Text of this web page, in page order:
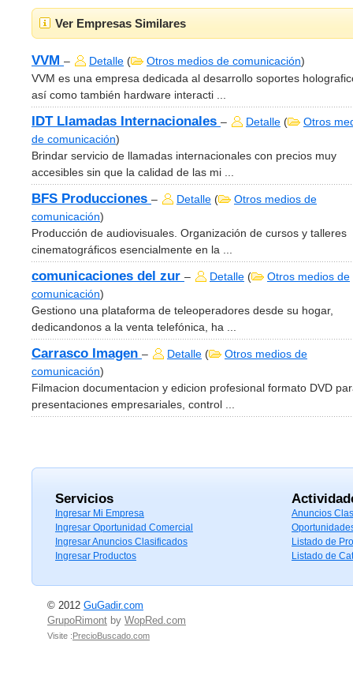
Ver Empresas Similares
VVM – Detalle ( Otros medios de comunicación)
VVM es una empresa dedicada al desarrollo soportes
así como también hardware interacti ...
IDT Llamadas Internacionales – Detalle (
Otros
de comunicación)
Brindar servicio de llamadas internacionales con precios muy
accesibles sin que la calidad de las mi ...
BFS Producciones – Detalle (
Otros medios de
comunicación)
Producción de audiovisuales. Organización de cursos y talleres
cinematográficos esencialmente en la ...
comunicaciones del zur – Detalle (
Otros medios de
comunicación)
Gestiono una plataforma de teleoperadores desde su hogar,
dedicandonos a la venta telefónica, ha ...
Carrasco Imagen – Detalle (
Otros medios de
comunicación)
Filmacion documentacion y edicion profesional formato DVD
presentaciones empresariales, control ...
Servicios
Ingresar Mi Empresa
Ingresar Oportunidad Comercial
Ingresar Anuncios Clasificados
Ingresar Productos
Anuncios
Listado de
Listado de
© 2012 GuGadir.com
GrupoRimont by WopRed.com
Visite :PrecioBuscado.com